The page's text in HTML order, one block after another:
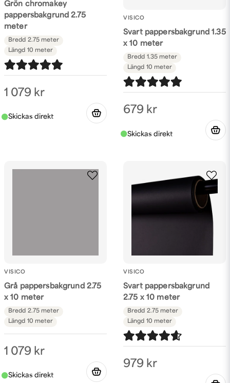
Grön chromakey
pappersbakgrund 2.75
meter
Bredd 2.75 meter
Längd 10 meter
1 079 kr
VISICO
Svart pappersbakgrund 1.35
x 10 meter
Bredd 1.35 meter
Längd 10 meter
679 kr
VISICO
Grå pappersbakgrund 2.75
x 10 meter
Bredd 2.75 meter
Längd 10 meter
1 079 kr
VISICO
Svart pappersbakgrund
2.75 x 10 meter
Bredd 2.75 meter
Längd 10 meter
979 kr